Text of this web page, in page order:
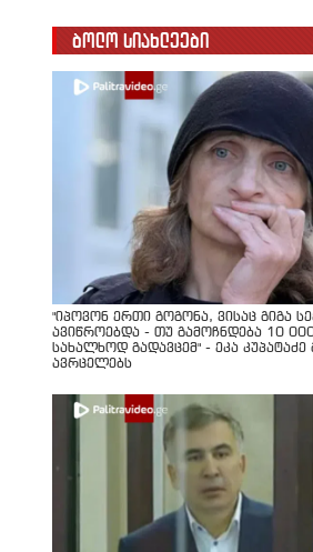
ბოლო სიახლეები
"იპოვონ ერთი გოგონა, ვისაც გიგა
ავიწროებდა - თუ გამოჩნდება 10
სახალხოდ გადავცემ" - ეკა კუპატაძე
ავრცელებს